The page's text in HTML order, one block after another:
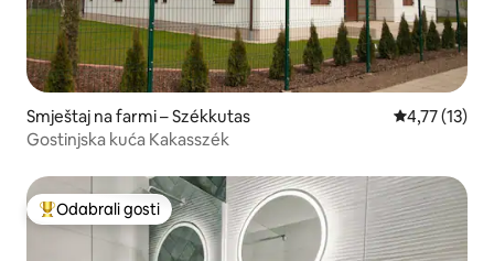
Smještaj na farmi – Székkutas Prosječna
4,77 (13)
Gostinjska kuća Kakasszék
Među najviše rangiranima s oznakom „Odabrali gosti”
Odabrali gosti